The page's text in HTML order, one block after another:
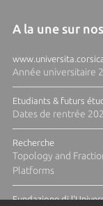
A la une sur
Année universitaire
Etudiants & futurs
Dates de rentrée
Recherche
Topology and
Platforms
Fundazione di